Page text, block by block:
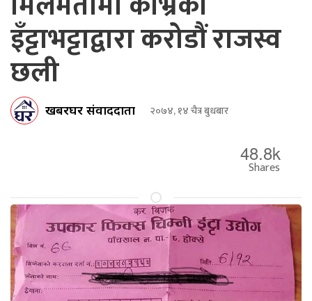
इँट्टाभट्टाद्वारा करोडौं राजस्व
छली
खबरघर संवाददाता २०७४, १४ चैत्र बुधबार
48.8k
Shares